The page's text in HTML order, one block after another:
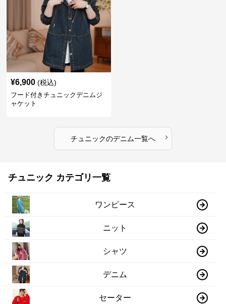
¥6,900 (税込)
フード付きチュニックデニムジ
ャケット
チュニックのデニム一覧へ ›
チュニック カテゴリ一覧
ワンピース
ニット
シャツ
デニム
セーター